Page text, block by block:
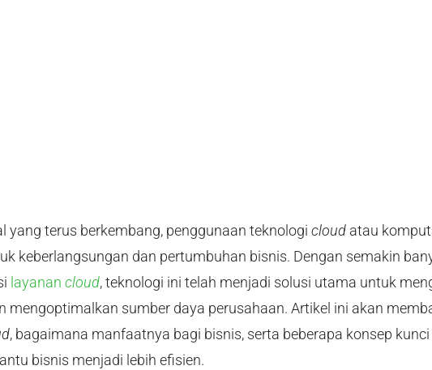
yang terus berkembang, penggunaan teknologi cloud atau
keberlangsungan dan pertumbuhan bisnis. Dengan semakin
layanan cloud, teknologi ini telah menjadi solusi utama untuk
mengoptimalkan sumber daya perusahaan. Artikel ini akan
, bagaimana manfaatnya bagi bisnis, serta beberapa konsep
bisnis menjadi lebih efisien.